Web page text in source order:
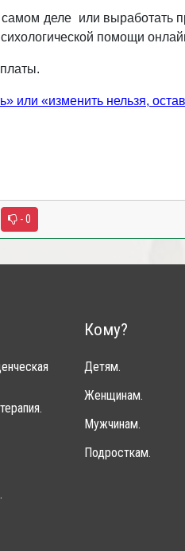
самом деле или
помощи
или «изменить нельзя,
- 0
Кому?
Детям.
Женщинам.
Мужчинам.
Подросткам.